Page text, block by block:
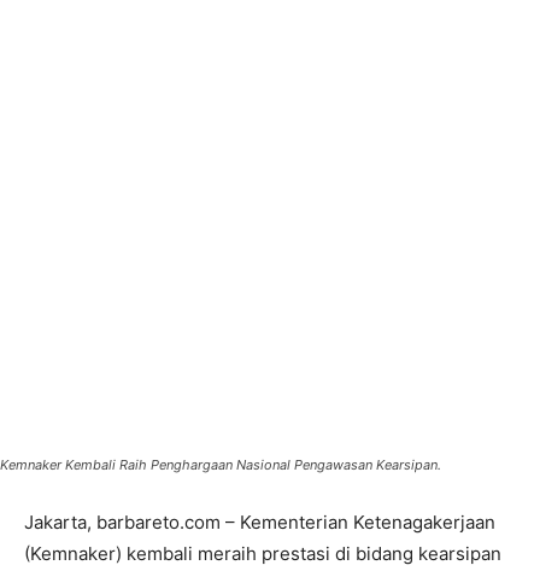
Kemnaker Kembali Raih Penghargaan Nasional Pengawasan Kearsipan.
Jakarta, barbareto.com – Kementerian Ketenagakerjaan
(Kemnaker) kembali meraih prestasi di bidang kearsipan